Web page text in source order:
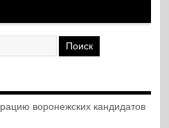
воронежских кандидатов